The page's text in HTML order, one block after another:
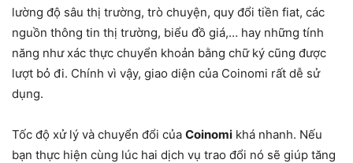
lường độ sâu thị trường, trò chuyện, quy đổi tiền fiat, các
nguồn thông tin thị trường, biểu đồ giá,… hay những tính
năng như xác thực chuyển khoản bằng chữ ký cũng được
lượt bỏ đi. Chính vì vậy, giao diện của Coinomi rất dễ sử
dụng.
Tốc độ xử lý và chuyển đổi của Coinomi khá nhanh. Nếu
bạn thực hiện cùng lúc hai dịch vụ trao đổi nó sẽ giúp tăng